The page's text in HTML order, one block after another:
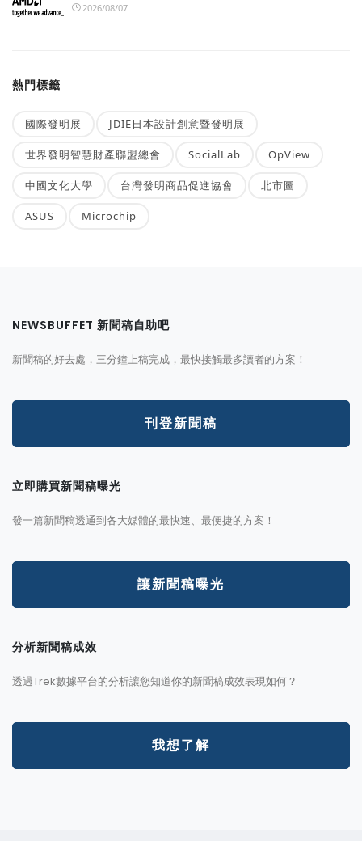
2026/08/07
熱門標籤
國際發明展 JDIE日本設計創意暨發明展
世界發明智慧財產聯盟總會 SocialLab OpView
中國文化大學 台灣發明商品促進協會 北市圖
ASUS Microchip
NEWSBUFFET 新聞稿自助吧
新聞稿的好去處，三分鐘上稿完成，最快接觸最多讀者的方案！
刊登新聞稿
立即購買新聞稿曝光
發一篇新聞稿透通到各大媒體的最快速、最便捷的方案！
讓新聞稿曝光
分析新聞稿成效
透過Trek數據平台的分析讓您知道你的新聞稿成效表現如何？
我想了解